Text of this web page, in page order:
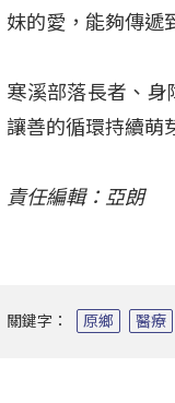
妹的愛，能夠傳遞
寒溪部落長者、身
讓善的循環持續萌
責任編輯：亞朗
關鍵字： 原鄉 醫療